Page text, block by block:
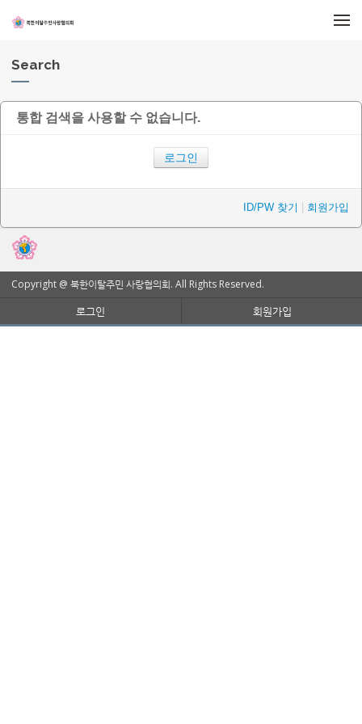
Search
통합 검색을 사용할 수 없습니다.
로그인
ID/PW 찾기 회원가입
Copyright @ 북한이탈주민 사랑협의회. All Rights Reserved.
로그인 회원가입